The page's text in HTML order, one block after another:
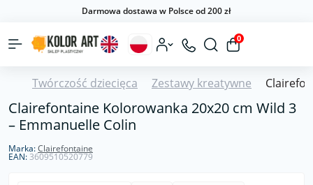
Darmowa dostawa w Polsce od 200 zł
0
Twórczość dziecięca Zestawy kreatywne
Clairefontaine Kolorowanka 20x20 cm Wild 3
– Emmanuelle Colin
Marka:Clairefontaine
EAN:3609510520779